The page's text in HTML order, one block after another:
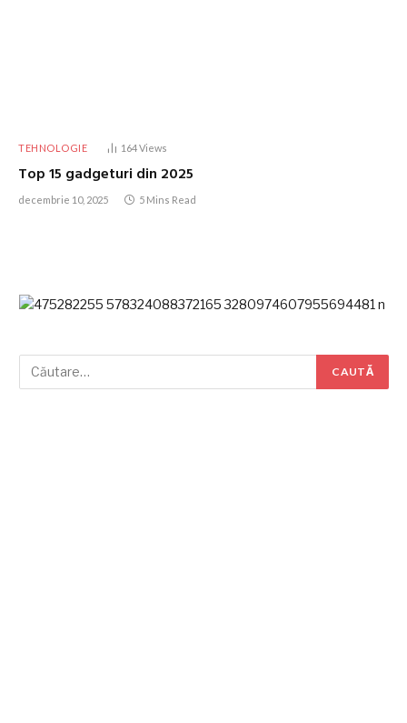
TEHNOLOGIE 164Views
Top 15 gadgeturi din 2025
decembrie 10, 2025 5 Mins Read